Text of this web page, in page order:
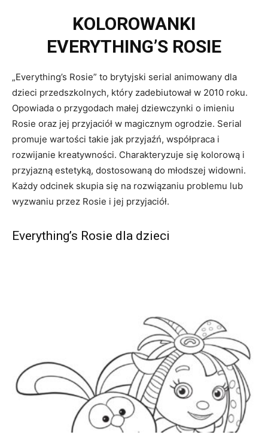
KOLOROWANKI
EVERYTHING’S ROSIE
„Everything’s Rosie” to brytyjski serial animowany dla
dzieci przedszkolnych, który zadebiutował w 2010 roku.
Opowiada o przygodach małej dziewczynki o imieniu
Rosie oraz jej przyjaciół w magicznym ogrodzie. Serial
promuje wartości takie jak przyjaźń, współpraca i
rozwijanie kreatywności. Charakteryzuje się kolorową i
przyjazną estetyką, dostosowaną do młodszej widowni.
Każdy odcinek skupia się na rozwiązaniu problemu lub
wyzwaniu przez Rosie i jej przyjaciół.
Everything’s Rosie dla dzieci